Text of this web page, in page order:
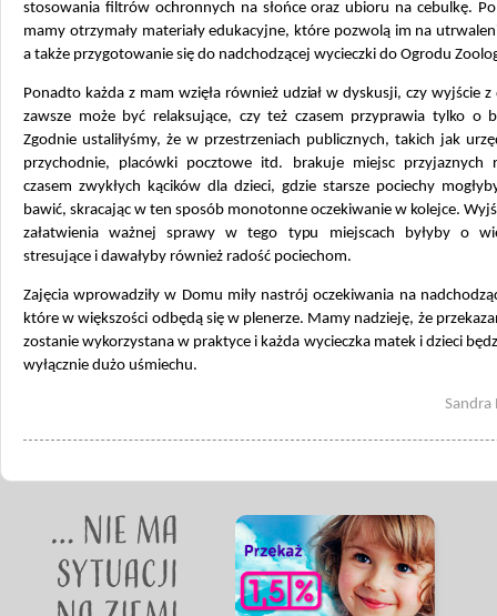
stosowania filtrów ochronnych na słońce oraz ubioru na cebulkę. Po
mamy otrzymały materiały edukacyjne, które pozwolą im na
a także przygotowanie się do nadchodzącej wycieczki do Ogrodu
Ponadto każda z mam wzięła również udział w dyskusji, czy wyjście z
zawsze może być relaksujące, czy też czasem przyprawia tylko o
Zgodnie ustaliłyśmy, że w przestrzeniach publicznych, takich jak
przychodnie, placówki pocztowe itd. brakuje miejsc przyjaznych
czasem zwykłych kącików dla dzieci, gdzie starsze pociechy
bawić, skracając w ten sposób monotonne oczekiwanie w kolejce.
załatwienia ważnej sprawy w tego typu miejscach byłyby o
stresujące i dawałyby również radość pociechom.
Zajęcia wprowadziły w Domu miły nastrój oczekiwania na
które w większości odbędą się w plenerze. Mamy nadzieję, że
zostanie wykorzystana w praktyce i każda wycieczka matek i dzieci
wyłącznie dużo uśmiechu.
Sandra